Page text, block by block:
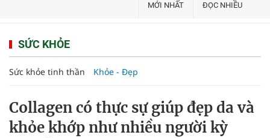
MỚI NHẤT ĐỌC NHIỀU
SỨC KHỎE
Sức khỏe tinh thần Khỏe - Đẹp
Collagen có thực sự giúp đẹp da và
khỏe khớp như nhiều người kỳ